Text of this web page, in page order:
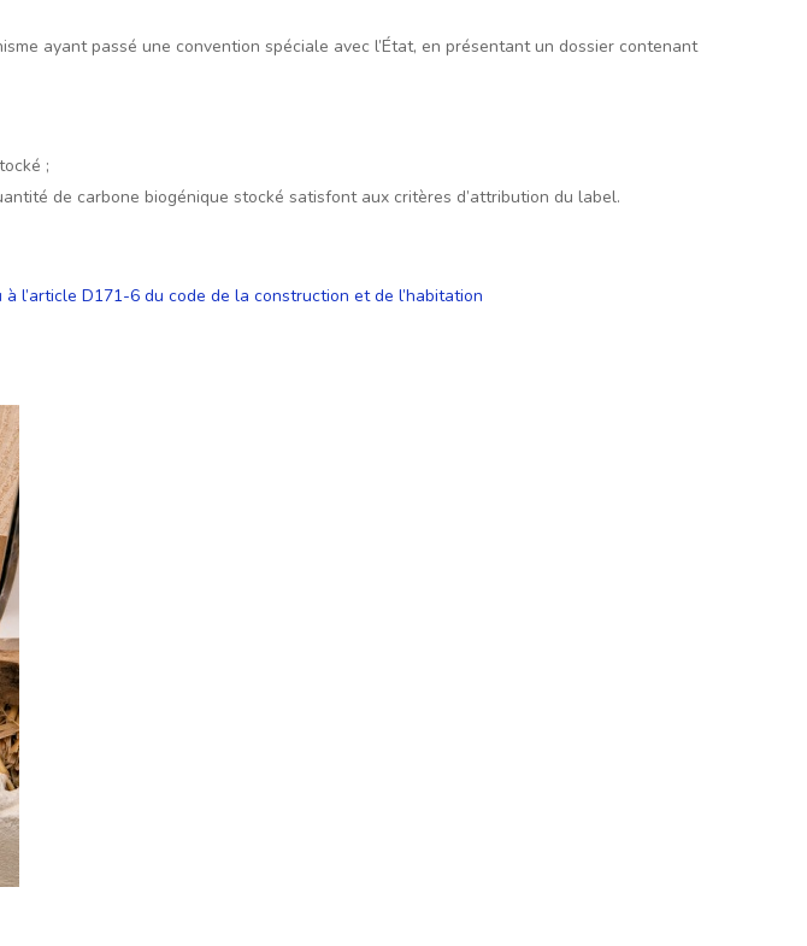
ayant passé une convention spéciale avec l’État, en présentant un dossier contenant
;
de carbone biogénique stocké satisfont aux critères d’attribution du label.
D171-6 du code de la construction et de l’habitation